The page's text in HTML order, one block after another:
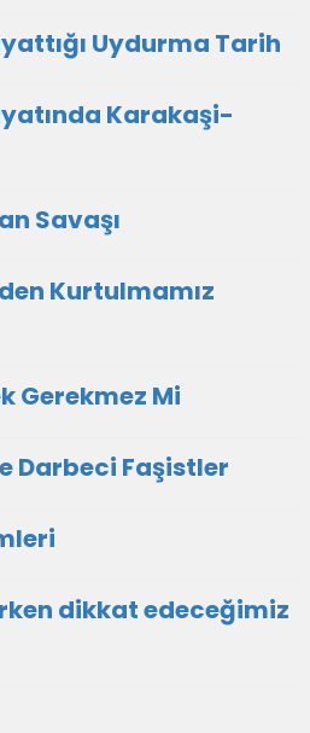
Uydurma Tarih
Karakaşi-
Savaşı
Kurtulmamız
Gerekmez Mi
Darbeci Faşistler
dikkat edeceğimiz